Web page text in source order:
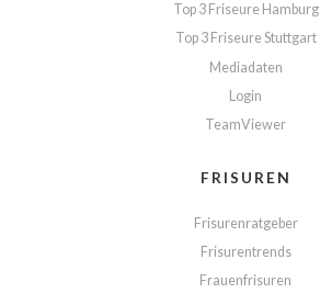
Top 3 Friseure Hamburg
Top 3 Friseure Stuttgart
Mediadaten
Login
TeamViewer
FRISUREN
Frisurenratgeber
Frisurentrends
Frauenfrisuren